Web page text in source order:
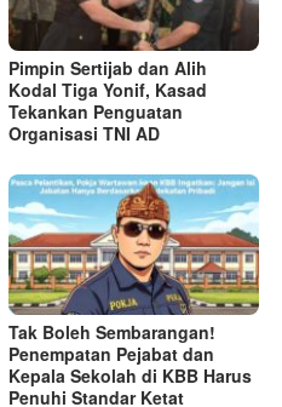
Pimpin Sertijab dan Alih
Kodal Tiga Yonif, Kasad
Tekankan Penguatan
Organisasi TNI AD
Tak Boleh Sembarangan!
Penempatan Pejabat dan
Kepala Sekolah di KBB Harus
Penuhi Standar Ketat ​